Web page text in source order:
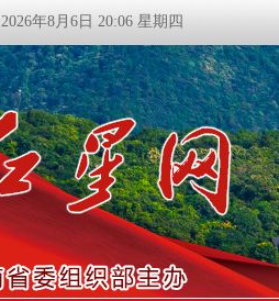
2026年8月6日 20:06 星期四